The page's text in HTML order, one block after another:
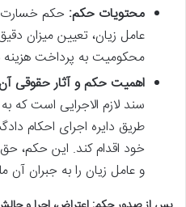
محتویات حکم: حکم خسارت
عامل زیان، تعیین میزان
محکومیت به پرداخت
اهمیت حکم و آثار حقوقی
سند لازم الاجرایی است که
طریق دایره اجرای احکام
خود اقدام کند. این حکم،
و عامل زیان را به جبران آن